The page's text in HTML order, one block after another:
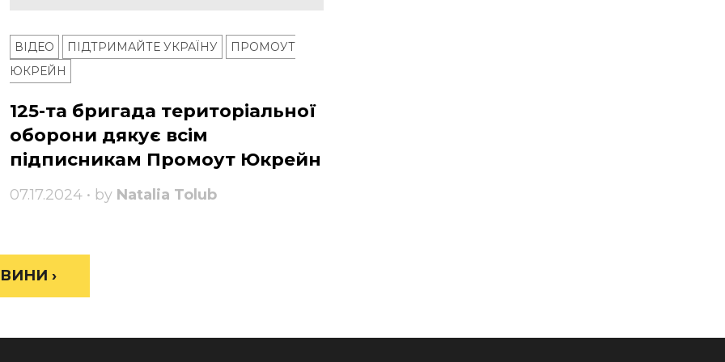
ВІДЕО ПІДТРИМАЙТЕ УКРАЇНУ
ПРОМОУТ
ЮКРЕЙН
125-та бригада територіальної
оборони дякує всім
підписникам Промоут Юкрейн
07.17.2024 • by Natalia Tolub
›